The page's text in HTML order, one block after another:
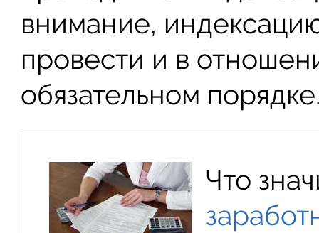
внимание,
провести и в
обязательном
Что